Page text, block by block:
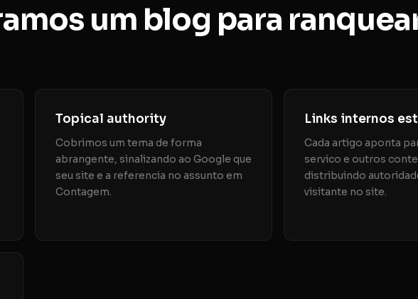
um blog para
Topical authority
Cobrimos um tema de forma
abrangente, sinalizando ao Google que
seu site e a referencia no assunto em
Contagem.
Links internos
Cada artigo aponta
servico e outros
distribuindo
visitante no site.